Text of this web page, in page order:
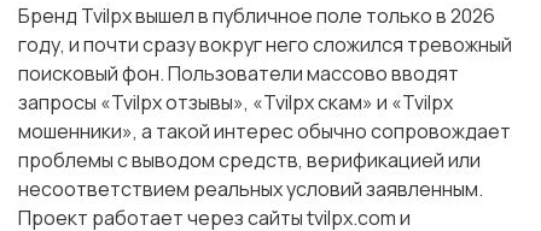
Бренд Tvilpx вышел в публичное поле только в 2026
году, и почти сразу вокруг него сложился тревожный
поисковый фон. Пользователи массово вводят
запросы «Tvilpx отзывы», «Tvilpx скам» и «Tvilpx
мошенники», а такой интерес обычно сопровождает
проблемы с выводом средств, верификацией или
несоответствием реальных условий заявленным.
Проект работает через сайты tvilpx.com и